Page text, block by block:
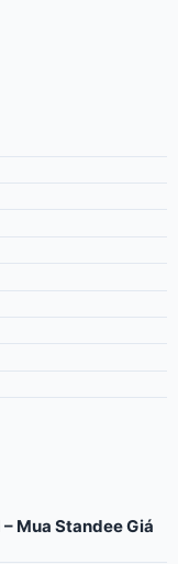
Mua Standee Giá